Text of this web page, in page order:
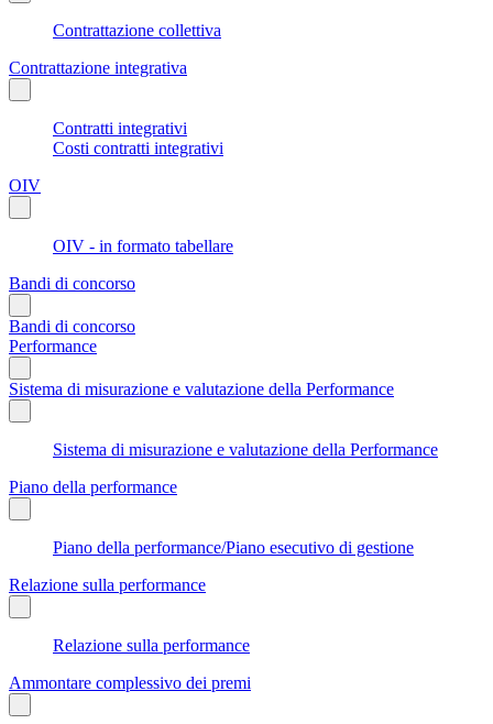
Contrattazione collettiva
Contrattazione integrativa
Contratti integrativi
Costi contratti integrativi
OIV
OIV - in formato tabellare
Bandi di concorso
Bandi di concorso
Performance
Sistema di misurazione e valutazione della Performance
Sistema di misurazione e valutazione della Performance
Piano della performance
Piano della performance/Piano esecutivo di gestione
Relazione sulla performance
Relazione sulla performance
Ammontare complessivo dei premi